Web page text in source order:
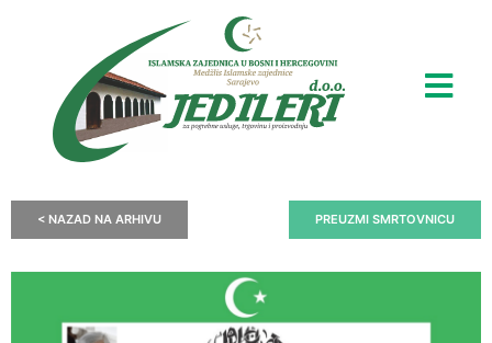
< NAZAD NA ARHIVU PREUZMI SMRTOVNICU